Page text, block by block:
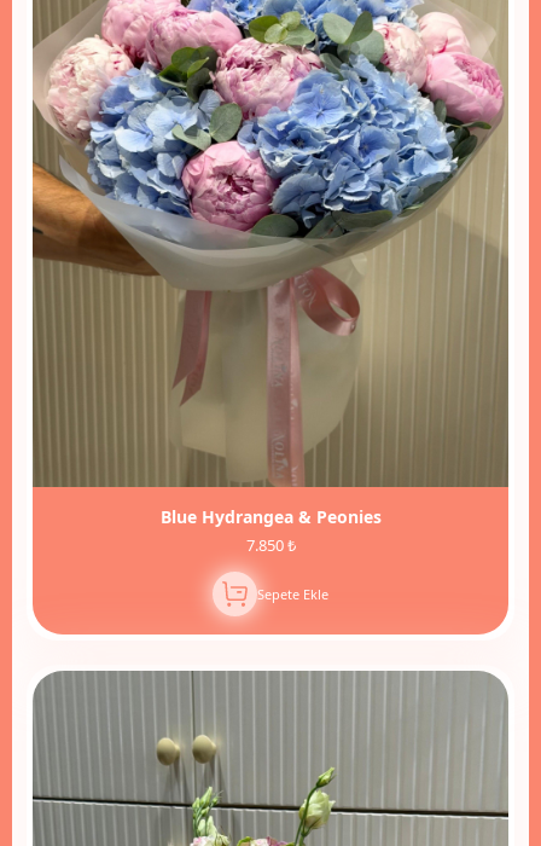
Blue Hydrangea & Peonies
7.850 ₺
Sepete Ekle